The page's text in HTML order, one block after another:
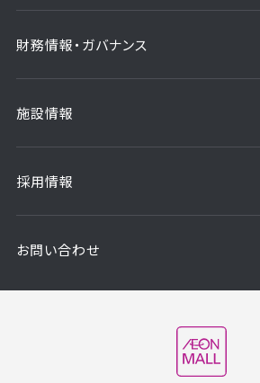
財務情報・ガバナンス
施設情報
採用情報
お問い合わせ